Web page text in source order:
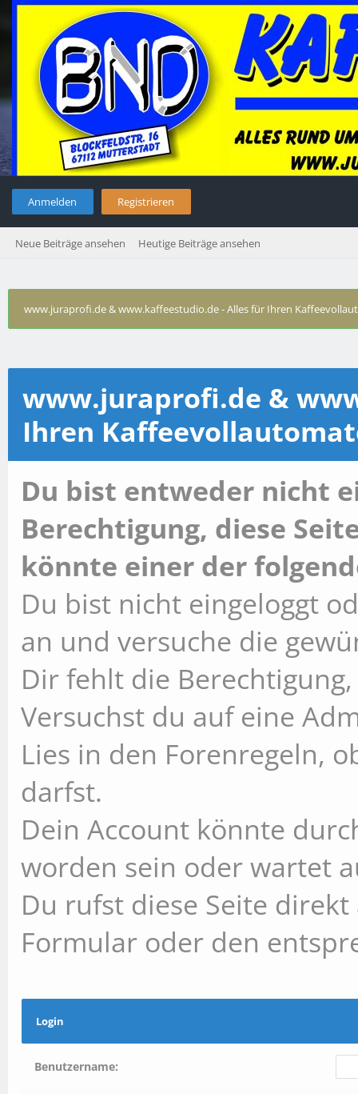
Anmelden Registrieren
Neue Beiträge ansehen Heutige Beiträge ansehen
www.juraprofi.de & www.kaffeestudio.de - Alles für Ihren
www.juraprofi.de &
Ihren
Du bist entweder nicht
Berechtigung, diese
könnte einer der
Du bist nicht eingeloggt
an und versuche die
Dir fehlt die
Versuchst du auf eine
Lies in den Forenregeln,
darfst.
Dein Account könnte
worden sein oder wartet
Du rufst diese Seite
Formular oder den
Login
Benutzername: